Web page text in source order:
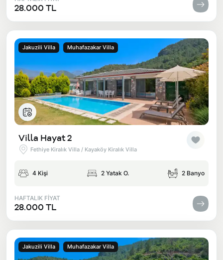
28.000 TL
Jakuzili Villa Muhafazakar Villa
Villa Hayat 2
Fethiye Kiralık Villa / Kayaköy Kiralık Villa
4 Kişi 2 Yatak O. 2 Banyo
HAFTALIK FİYAT
28.000 TL
Jakuzili Villa Muhafazakar Villa